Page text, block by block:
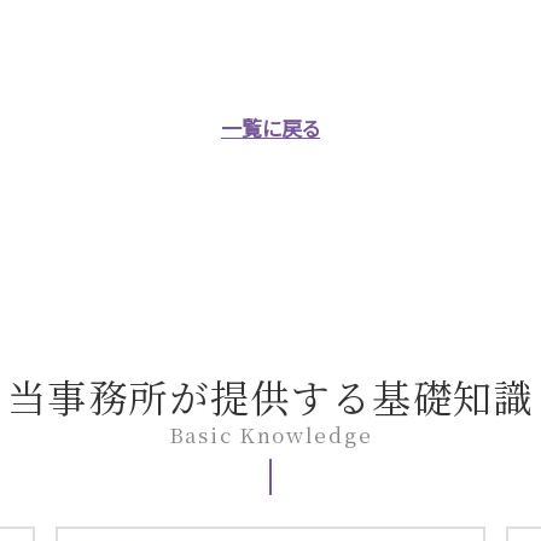
一覧に戻る
当事務所が提供する基礎知識
Basic Knowledge